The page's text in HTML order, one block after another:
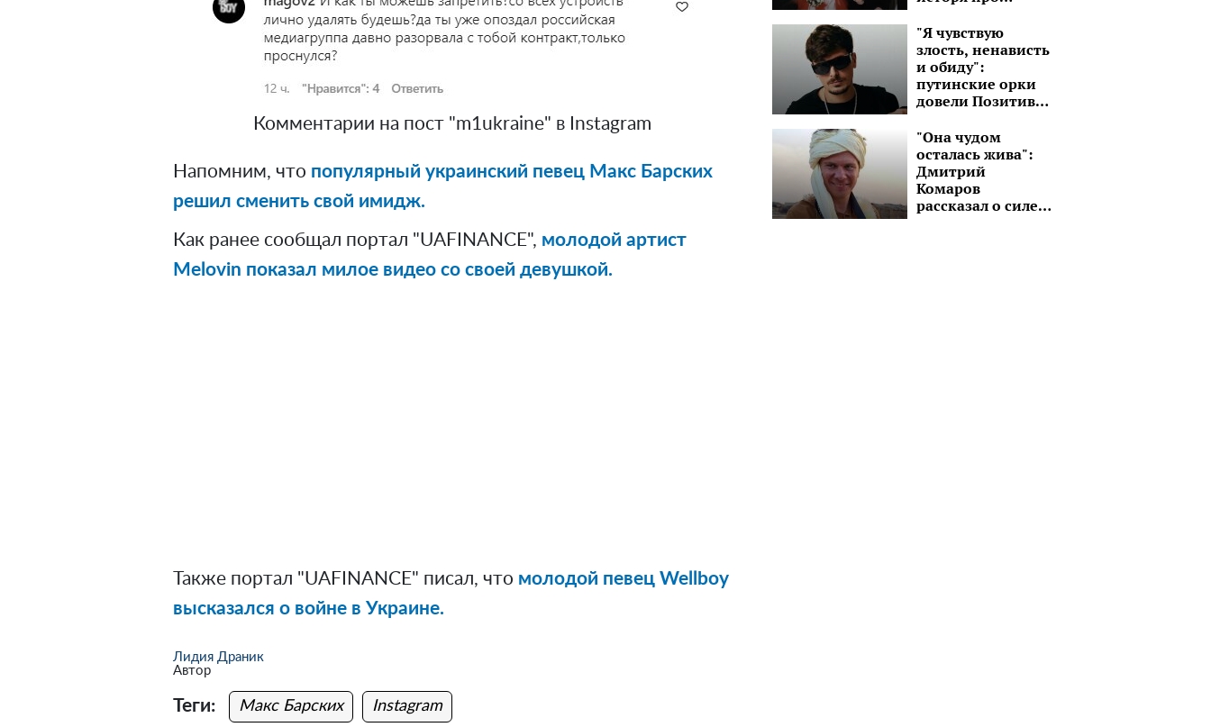
Комментарии на пост "m1ukraine" в Instagram
Напомним, что популярный украинский певец Макс Барских
решил сменить свой имидж.
Как ранее сообщал портал "UAFINANCE", молодой артист
Melovin показал милое видео со своей девушкой.
Также портал "UAFINANCE" писал, что молодой певец Wellboy
высказался о войне в Украине.
Лидия Драник
Автор
Теги: Макс Барских Instagram
который на 15 лет
старше
"Я чувствую
злость, ненависть
и обиду":
путинские орки
довели Позитива
контроля над
эмоциями
"Она чудом
осталась жива":
Дмитрий
Комаров
рассказал о силе